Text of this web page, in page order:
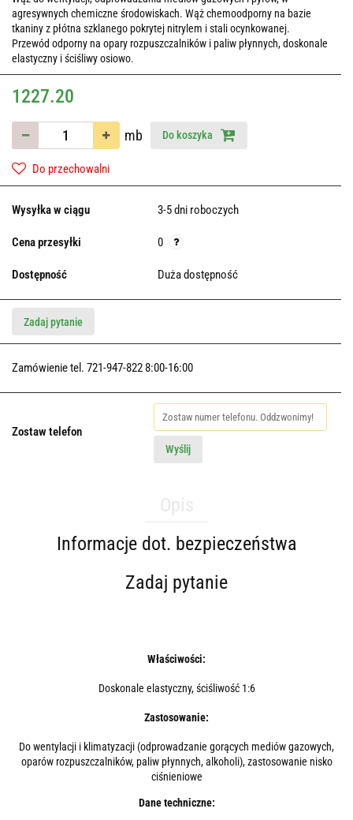
agresywnych chemiczne środowiskach. Wąż chemoodporny na bazie
tkaniny z płótna szklanego pokrytej nitrylem i stali ocynkowanej.
Przewód odporny na opary rozpuszczalników i paliw płynnych, doskonale
elastyczny i ściśliwy osiowo.
1227.20
mb Do koszyka
Do przechowalni
Wysyłka w ciągu 3-5 dni roboczych
Cena przesyłki 0
Dostępność Duża dostępność
Zadaj pytanie
Zamówienie tel. 721-947-822 8:00-16:00
Zostaw telefon
Wyślij
Informacje dot. bezpieczeństwa
Zadaj pytanie
Właściwości:
Doskonale elastyczny, ściśliwość 1:6
Zastosowanie:
Do wentylacji i klimatyzacji (odprowadzanie gorących mediów gazowych,
oparów rozpuszczalników, paliw płynnych, alkoholi), zastosowanie nisko
ciśnieniowe
Dane techniczne: